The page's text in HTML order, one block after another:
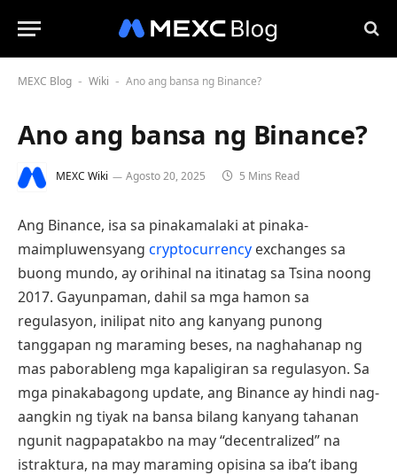
MEXC Blog - Wiki - Ano ang bansa ng Binance?
Ano ang bansa ng Binance?
MEXC Wiki Agosto 20, 2025 5 Mins Read
Ang Binance, isa sa pinakamalaki at pinaka-
maimpluwensyang cryptocurrency exchanges sa
buong mundo, ay orihinal na itinatag sa Tsina noong
2017. Gayunpaman, dahil sa mga hamon sa
regulasyon, inilipat nito ang kanyang punong
tanggapan ng maraming beses, na naghahanap ng
mas paborableng mga kapaligiran sa regulasyon. Sa
mga pinakabagong update, ang Binance ay hindi nag-
aangkin ng tiyak na bansa bilang kanyang tahanan
ngunit nagpapatakbo na may “decentralized” na
istraktura, na may maraming opisina sa iba’t ibang